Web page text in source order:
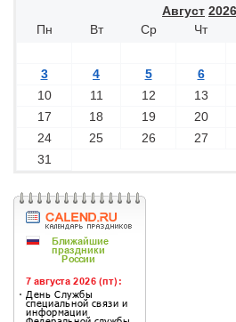
Август 2026
Пн
Вт Ср Чт
3
4 5 6
10
11 12 13
17
18 19 20
24
25 26 27
31